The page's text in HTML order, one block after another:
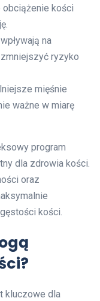
obciążenie kości
na
ryzyko
mięśnie
ważne w miarę
program
dla zdrowia kości.
oraz
kości.
kluczowe dla